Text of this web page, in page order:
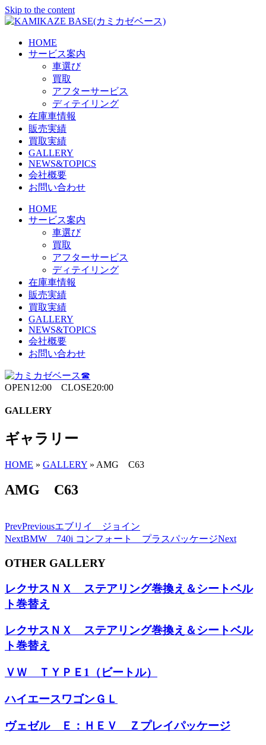
Skip to the content
HOME
サービス案内
車選び
買取
アフターサービス
ディテイリング
在庫車情報
販売実績
買取実績
GALLERY
NEWS&TOPICS
会社概要
お問い合わせ
HOME
サービス案内
車選び
買取
アフターサービス
ディテイリング
在庫車情報
販売実績
買取実績
GALLERY
NEWS&TOPICS
会社概要
お問い合わせ
OPEN12:00 CLOSE20:00
GALLERY
ギャラリー
HOME » GALLERY » AMG C63
AMG C63
PrevPreviousエブリイ ジョイン
NextBMW 740i コンフォート プラスパッケージNext
OTHER GALLERY
レクサスＮＸ ステアリング巻換え＆シートベル
ト巻替え
レクサスＮＸ ステアリング巻換え＆シートベル
ト巻替え
ＶＷ ＴＹＰＥ1（ビートル）
ハイエースワゴンＧＬ
ヴェゼル Ｅ：ＨＥＶ Ｚプレイパッケージ